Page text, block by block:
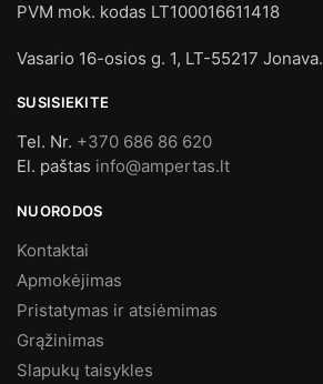
PVM mok. kodas LT100016611418
Vasario 16-osios g. 1, LT-55217 Jonava.
SUSISIEKITE
Tel. Nr. +370 686 86 620
El. paštas info@ampertas.lt
NUORODOS
Kontaktai
Apmokėjimas
Pristatymas ir atsiėmimas
Grąžinimas
Slapukų taisykles